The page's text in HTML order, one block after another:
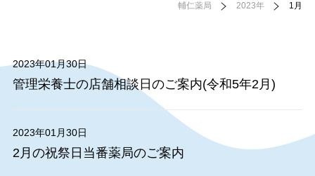
輔仁薬局 2023年 1月
2023年01月30日
管理栄養士の店舗相談日のご案内(令和5年2月)
2023年01月30日
2月の祝祭日当番薬局のご案内